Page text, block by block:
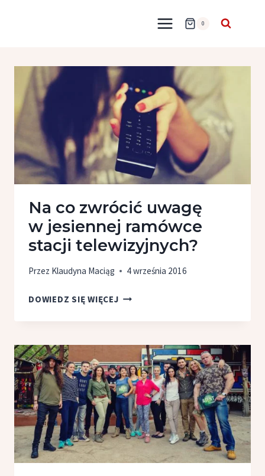
0
Na co zwrócić uwagę
w jesiennej ramówce
stacji telewizyjnych?
Przez Klaudyna Maciąg 4 września 2016
DOWIEDZ SIĘ WIĘCEJNA CO ZWRÓCIĆ
STACJI
TELEWIZYJNYCH?